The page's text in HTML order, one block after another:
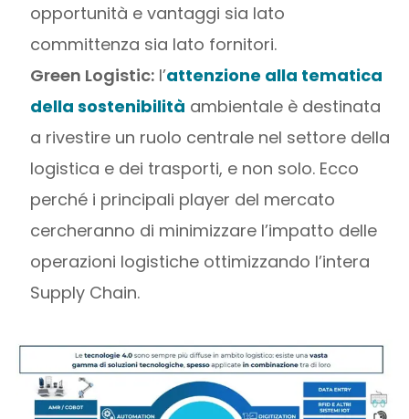
opportunità e vantaggi sia lato
committenza sia lato fornitori.
Green Logistic: l’attenzione alla tematica
della sostenibilità ambientale è destinata
a rivestire un ruolo centrale nel settore della
logistica e dei trasporti, e non solo. Ecco
perché i principali player del mercato
cercheranno di minimizzare l’impatto delle
operazioni logistiche ottimizzando l’intera
Supply Chain.